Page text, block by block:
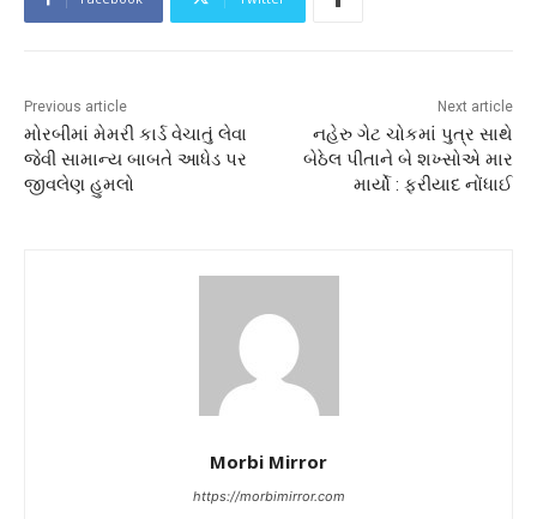
Previous article
મોરબીમાં મેમરી કાર્ડ વેચાતું લેવા
જેવી સામાન્ય બાબતે આધેડ પર
જીવલેણ હુમલો
Next article
નહેરુ ગેટ ચોકમાં પુત્ર સાથે
બેઠેલ પીતાને બે શખ્સોએ માર
માર્યો : ફરીયાદ નોંધાઈ
Morbi Mirror
https://morbimirror.com